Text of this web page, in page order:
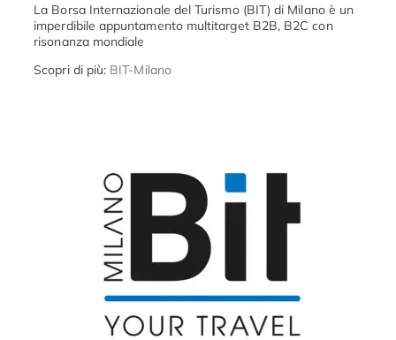
La Borsa Internazionale del Turismo (BIT) di Milano è un
imperdibile appuntamento multitarget B2B, B2C con
risonanza mondiale
Scopri di più: BIT-Milano